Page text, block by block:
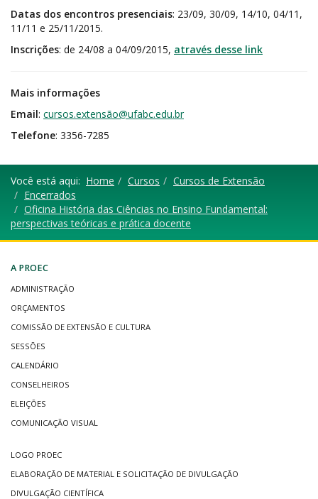
Datas dos encontros presenciais: 23/09, 30/09, 14/10, 04/11,
11/11 e 25/11/2015.
Inscrições: de 24/08 a 04/09/2015, através desse link
Mais informações
Email: cursos.extensão@ufabc.edu.br
Telefone: 3356-7285
Você está aqui: Home Cursos
Cursos de Extensão
Encerrados
Oficina História das Ciências no Ensino Fundamental:
perspectivas teóricas e prática docente
A PROEC
ADMINISTRAÇÃO
ORÇAMENTOS
COMISSÃO DE EXTENSÃO E CULTURA
SESSÕES
CALENDÁRIO
CONSELHEIROS
ELEIÇÕES
COMUNICAÇÃO VISUAL
LOGO PROEC
ELABORAÇÃO DE MATERIAL E SOLICITAÇÃO DE DIVULGAÇÃO
DIVULGAÇÃO CIENTÍFICA